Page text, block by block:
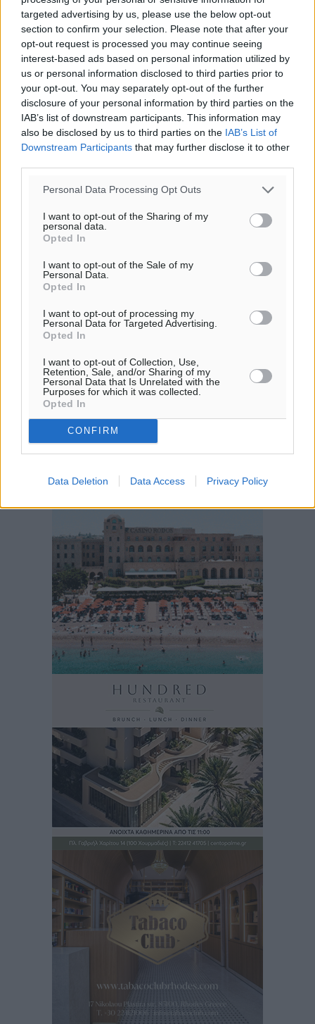
targeted advertising by us, please use the below opt-out
section to confirm your selection. Please note that after your
opt-out request is processed you may continue seeing
interest-based ads based on personal information utilized by
us or personal information disclosed to third parties prior to
your opt-out. You may separately opt-out of the further
disclosure of your personal information by third parties on the
IAB’s list of downstream participants. This information may
also be disclosed by us to third parties on the IAB’s List of
Downstream Participants that may further disclose it to other
Personal Data Processing Opt Outs
I want to opt-out of the Sharing of my
personal data.
Opted In
I want to opt-out of the Sale of my
Personal Data.
Opted In
I want to opt-out of processing my
Personal Data for Targeted Advertising.
Opted In
I want to opt-out of Collection, Use,
Retention, Sale, and/or Sharing of my
Personal Data that Is Unrelated with the
Purposes for which it was collected.
Opted In
CONFIRM
Data Deletion Data Access Privacy Policy
Υπενθύμιση:
Για την μερική αναπαραγωγή της είδησης από άλλες
ιστοσελίδες είναι απαραίτητη η χρήση του παρακάτω
παρεχόμενου συνδέσμου παραπομπής προς το άρθρο
της Δημοκρατικής.
o καιρός τώρα:
αίθριος καιρός
°
ΠΕ